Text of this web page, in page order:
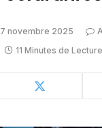
7 novembre 2025
11 Minutes de Lecture